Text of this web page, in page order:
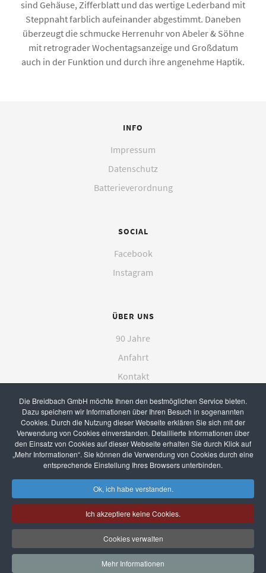
Die Breidbach GmbH möchte Ihnen den bestmöglichen Service bieten.
Dazu speichern wir Informationen über Ihren Besuch in sogenannten
Cookies. Durch die Nutzung dieser Webseite erklären Sie sich mit der
Verwendung von Cookies einverstanden. Detaillierte Informationen über
den Einsatz von Cookies auf dieser Webseite erhalten Sie durch Klick auf
„Mehr Informationen“. Sie können die Verwendung von Cookies durch eine
entsprechende Einstellung Ihres Browsers unterbinden.
Ok, ich habe verstanden.
Ich akzeptiere keine Cookies.
Cookies verwalten
Mehr Informationen
sind Gehäuse, Zifferblatt und das wertige Lederband mit
Steppnaht farblich aufeinander abgestimmt. Daneben
überzeugt die schmucke Herrenuhr von Abeler & Söhne
mit retrograder Wochentagsanzeige und Großdatum
auch in der Funktion und durch ihre angenehme Haptik.
INFO
Impressum
Datenschutz
Batterieverordnung
SOCIAL
Facebook
Instagram
ÜBER UNS
90 Jahre
Anfahrt
Kontakt
© 2022, Realisierung und Pflege durch
Pharma-networx, Odenthal.